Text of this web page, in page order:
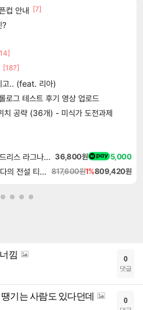
컵 안내 [7]
?
[187]
고.. (feat. 리아)
로그 테스트 후기 영상 업로드
치 공략 (36개) - 미식가 도전과제
그랑블루 판타지 리링크 엔드리스 라그나로크 업그레이드 킷 Granblue Fantasy Relink Endless Ragnarok Upgrade Kit DLC 36,800원 5,000
닌텐도 스위치 2 본체 + 젤다의 전설 티어스 오브 더 킹덤 닌텐도 스위치 2 에디션 + 젤다의 전설 브레스 오브 더 와일드 닌텐도 스위치 2 에디션 번들 817,600원1%809,420원
낌 0
댓글
기는 사람도 있다던데 0